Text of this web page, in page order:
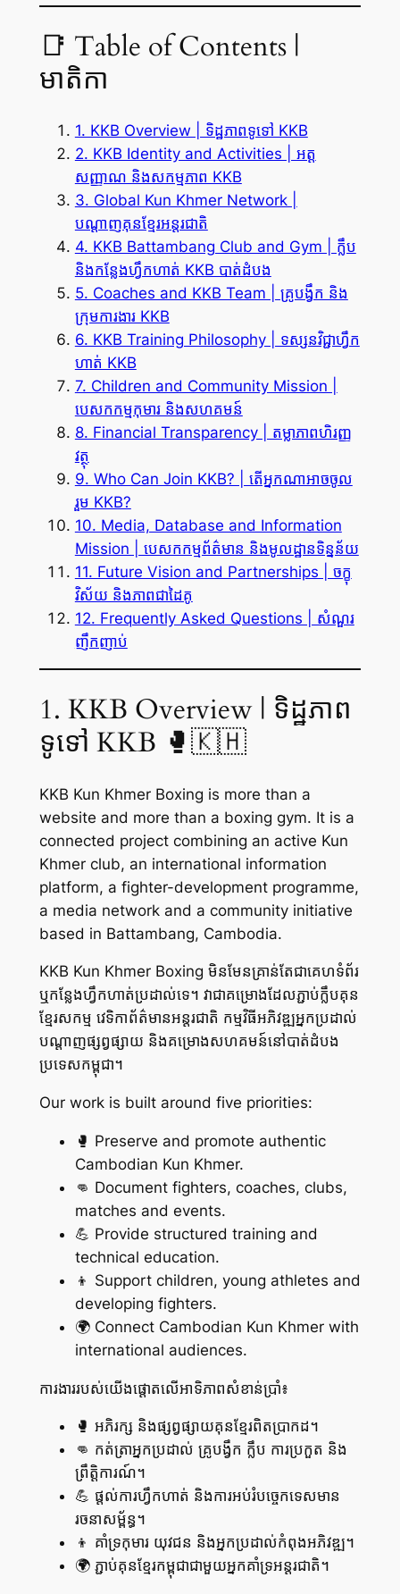
📑 Table of Contents |
មាតិកា
1. KKB Overview | ទិដ្ឋភាពទូទៅ KKB
2. KKB Identity and Activities | អត្ត
សញ្ញាណ និងសកម្មភាព KKB
3. Global Kun Khmer Network |
បណ្តាញគុនខ្មែរអន្តរជាតិ
4. KKB Battambang Club and Gym | ក្លឹប
និងកន្លែងហ្វឹកហាត់ KKB បាត់ដំបង
5. Coaches and KKB Team | គ្រូបង្វឹក និង
ក្រុមការងារ KKB
6. KKB Training Philosophy | ទស្សនវិជ្ជាហ្វឹក
ហាត់ KKB
7. Children and Community Mission |
បេសកកម្មកុមារ និងសហគមន៍
8. Financial Transparency | តម្លាភាពហិរញ្ញ
វត្ថុ
9. Who Can Join KKB? | តើអ្នកណាអាចចូល
រួម KKB?
10. Media, Database and Information
Mission | បេសកកម្មព័ត៌មាន និងមូលដ្ឋានទិន្នន័យ
11. Future Vision and Partnerships | ចក្ខុ
វិស័យ និងភាពជាដៃគូ
12. Frequently Asked Questions | សំណួរ
ញឹកញាប់
1. KKB Overview | ទិដ្ឋភាព
ទូទៅ KKB 🥊🇰🇭
KKB Kun Khmer Boxing is more than a
website and more than a boxing gym. It is a
connected project combining an active Kun
Khmer club, an international information
platform, a fighter-development programme,
a media network and a community initiative
based in Battambang, Cambodia.
KKB Kun Khmer Boxing មិនមែនគ្រាន់តែជាគេហទំព័រ
ឬកន្លែងហ្វឹកហាត់ប្រដាល់ទេ។ វាជាគម្រោងដែលភ្ជាប់ក្លឹបគុន
ខ្មែរសកម្ម វេទិកាព័ត៌មានអន្តរជាតិ កម្មវិធីអភិវឌ្ឍអ្នកប្រដាល់
បណ្តាញផ្សព្វផ្សាយ និងគម្រោងសហគមន៍នៅបាត់ដំបង
ប្រទេសកម្ពុជា។
Our work is built around five priorities:
🥊 Preserve and promote authentic
Cambodian Kun Khmer.
👊 Document fighters, coaches, clubs,
matches and events.
💪 Provide structured training and
technical education.
👦 Support children, young athletes and
developing fighters.
🌍 Connect Cambodian Kun Khmer with
international audiences.
ការងាររបស់យើងផ្តោតលើអាទិភាពសំខាន់ប្រាំ៖
🥊 អភិរក្ស និងផ្សព្វផ្សាយគុនខ្មែរពិតប្រាកដ។
👊 កត់ត្រាអ្នកប្រដាល់ គ្រូបង្វឹក ក្លឹប ការប្រកួត និង
ព្រឹត្តិការណ៍។
💪 ផ្តល់ការហ្វឹកហាត់ និងការអប់រំបច្ចេកទេសមាន
រចនាសម្ព័ន្ធ។
👦 គាំទ្រកុមារ យុវជន និងអ្នកប្រដាល់កំពុងអភិវឌ្ឍ។
🌍 ភ្ជាប់គុនខ្មែរកម្ពុជាជាមួយអ្នកគាំទ្រអន្តរជាតិ។